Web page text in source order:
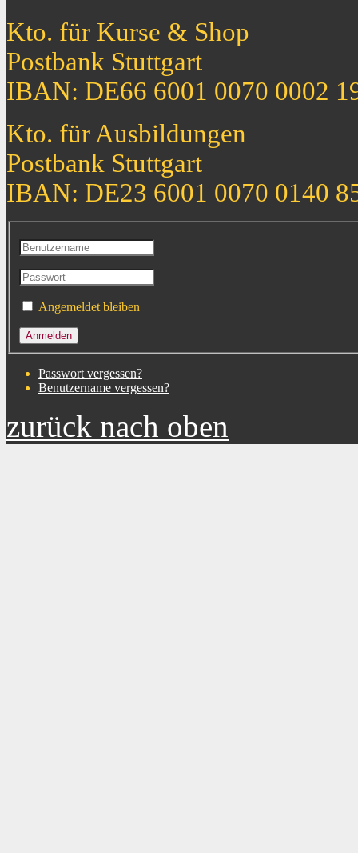
Kto. für Kurse & Shop
Postbank Stuttgart
IBAN: DE66 6001 0070 0002
Kto. für Ausbildungen
Postbank Stuttgart
IBAN: DE23 6001 0070 0140
Angemeldet bleiben
Passwort vergessen?
Benutzername vergessen?
zurück nach oben